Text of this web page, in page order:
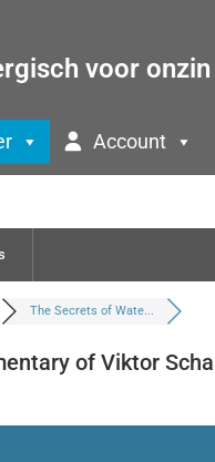
voor onzin
Account
The Secrets of Wate...
of Viktor